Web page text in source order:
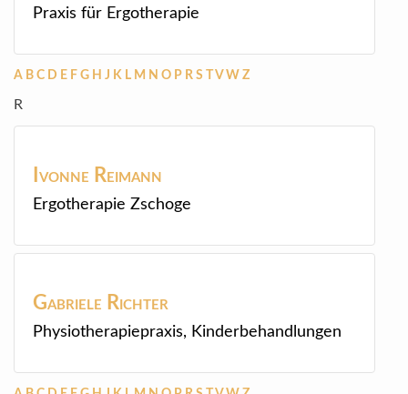
Praxis für Ergotherapie
A B C D E F G H J K L M N O P R S TV W Z
R
Ivonne Reimann
Ergotherapie Zschoge
Gabriele Richter
Physiotherapiepraxis, Kinderbehandlungen